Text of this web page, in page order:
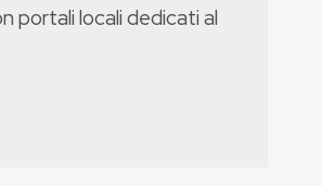
portali locali dedicati al